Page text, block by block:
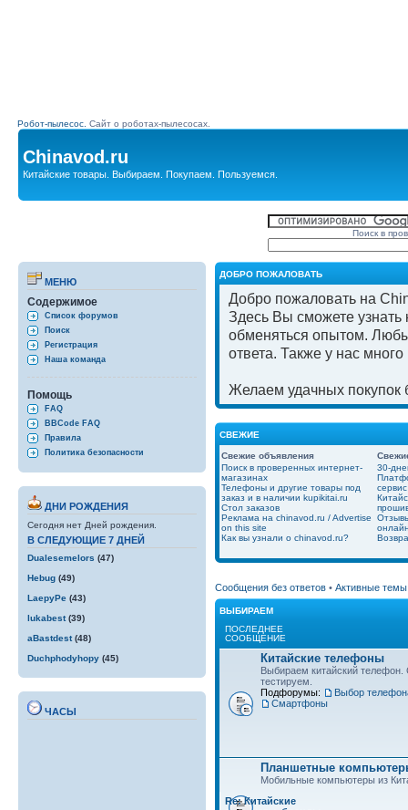
Робот-пылесос. Сайт о роботах-пылесосах.
Chinavod.ru
Китайские товары. Выбираем. Покупаем. Пользуемся.
Поиск в
МЕНЮ
Содержимое
Список форумов
Поиск
Регистрация
Наша команда
Помощь
FAQ
BBCode FAQ
Правила
Политика безопасности
ДНИ РОЖДЕНИЯ
Сегодня нет Дней рождения.
В СЛЕДУЮЩИЕ 7 ДНЕЙ
Dualesemelors (47)
Hebug (49)
LaepyPe (43)
lukabest(39)
aBastdest(48)
Duchphodyhopy (45)
ЧАСЫ
ДОБРО ПОЖАЛОВАТЬ
Добро пожаловать на
Здесь Вы сможете узнать
обменяться опытом.
ответа. Также у нас
Желаем удачных покупок
СВЕЖИЕ
Свежие объявления
Поиск в проверенных интернет-
магазинах
Телефоны и другие товары под
заказ и в наличии kupikitai.ru
Стол заказов
Реклама на chinavod.ru / Advertise
on this site
Как вы узнали о chinavod.ru?
30-
Сообщения без ответов • Активные темы
ВЫБИРАЕМ
ПОСЛЕДНЕЕ
СООБЩЕНИЕ
Китайские телефоны
Выбираем китайский телефон.
тестируем.
Подфорумы:
Выбор
Смартфоны
Планшетные
Мобильные компьютеры из
Re: Китайские